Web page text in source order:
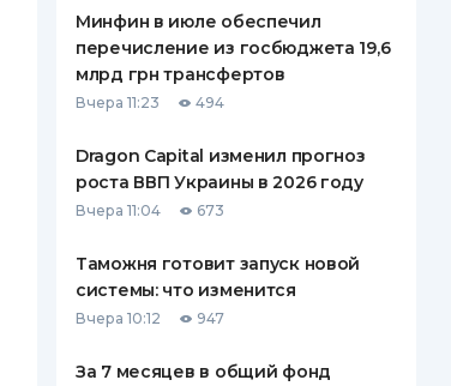
Минфин в июле обеспечил
перечисление из госбюджета 19,6
млрд грн трансфертов
Вчера 11:23 494
Dragon Capital изменил прогноз
роста ВВП Украины в 2026 году
Вчера 11:04 673
Таможня готовит запуск новой
системы: что изменится
Вчера 10:12 947
За 7 месяцев в общий фонд